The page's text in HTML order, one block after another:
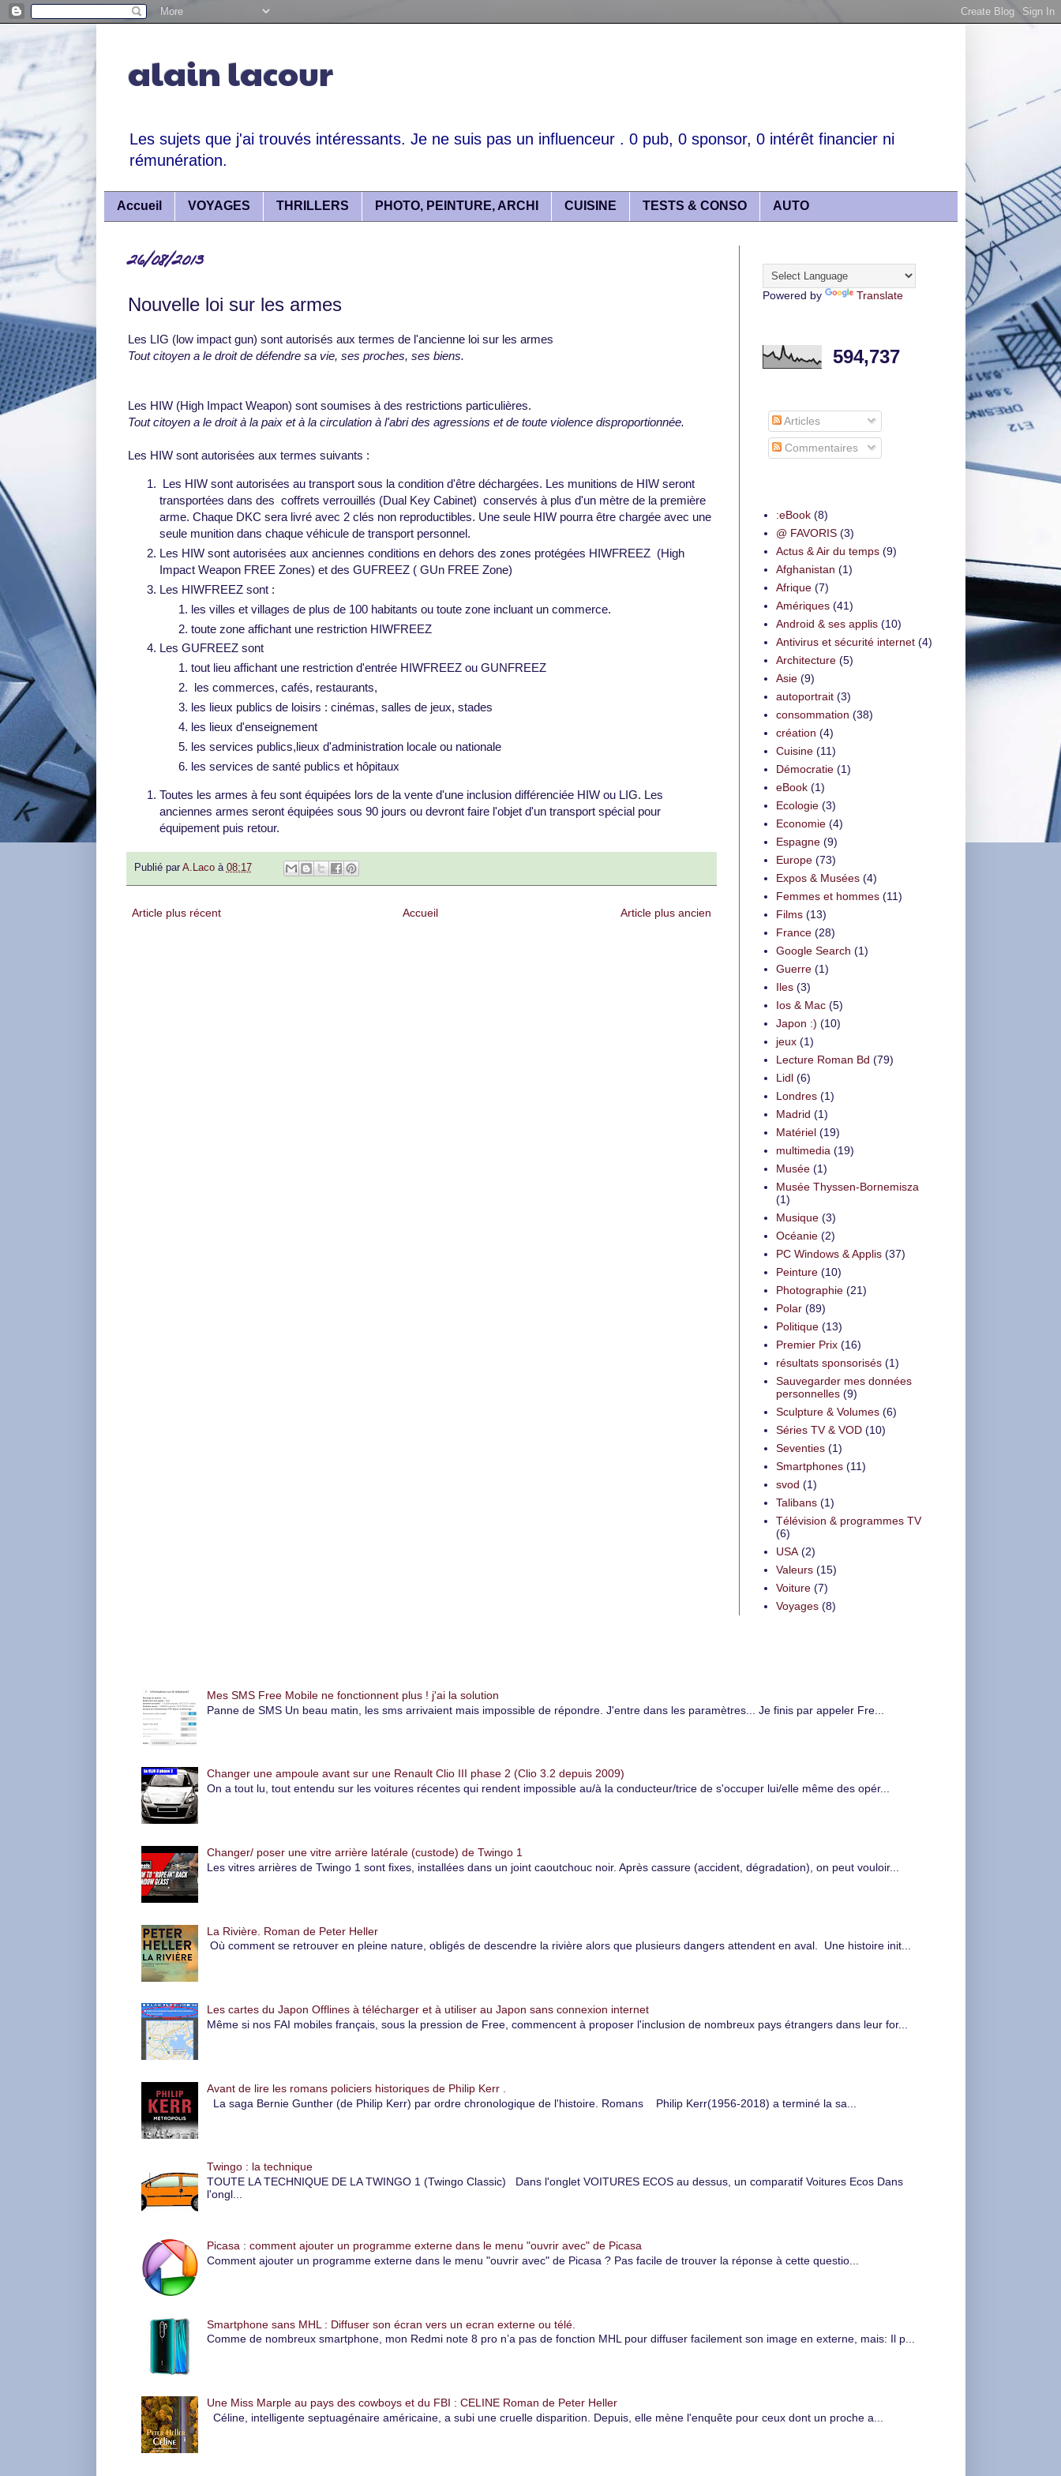
alain lacour
Les sujets que j'ai trouvés intéressants. Je ne suis pas un influenceur . 0 pub, 0 sponsor, 0 intérêt financier ni
rémunération.
Accueil VOYAGES THRILLERS PHOTO, PEINTURE, ARCHI CUISINE TESTS & CONSO AUTO
26/08/2013
Nouvelle loi sur les armes
Les LIG (low impact gun) sont autorisés aux termes de l'ancienne loi sur les armes
Tout citoyen a le droit de défendre sa vie, ses proches, ses biens.
Les HIW (High Impact Weapon) sont soumises à des restrictions particulières.
Tout citoyen a le droit à la paix et à la circulation à l'abri des agressions et de toute violence disproportionnée.
Les HIW sont autorisées aux termes suivants :
Les HIW sont autorisées au transport sous la condition d'être déchargées. Les munitions de HIW seront
transportées dans des coffrets verrouillés (Dual Key Cabinet) conservés à plus d'un mètre de la première
arme. Chaque DKC sera livré avec 2 clés non reproductibles. Une seule HIW pourra être chargée avec une
seule munition dans chaque véhicule de transport personnel.
Les HIW sont autorisées aux anciennes conditions en dehors des zones protégées HIWFREEZ (High
Impact Weapon FREE Zones) et des GUFREEZ ( GUn FREE Zone)
Les HIWFREEZ sont :
les villes et villages de plus de 100 habitants ou toute zone incluant un commerce.
toute zone affichant une restriction HIWFREEZ
Les GUFREEZ sont
tout lieu affichant une restriction d'entrée HIWFREEZ ou GUNFREEZ
les commerces, cafés, restaurants,
les lieux publics de loisirs : cinémas, salles de jeux, stades
les lieux d'enseignement
les services publics,lieux d'administration locale ou nationale
les services de santé publics et hôpitaux
Toutes les armes à feu sont équipées lors de la vente d'une inclusion différenciée HIW ou LIG. Les
anciennes armes seront équipées sous 90 jours ou devront faire l'objet d'un transport spécial pour
équipement puis retour.
Publié par A.Laco à 08:17
Article plus récent Article plus ancien
Accueil
Powered by Translate
594,737
Articles
Commentaires
:eBook (8)
@ FAVORIS (3)
Actus & Air du temps (9)
Afghanistan (1)
Afrique (7)
Amériques (41)
Android & ses applis (10)
Antivirus et sécurité internet (4)
Architecture (5)
Asie (9)
autoportrait (3)
consommation (38)
création (4)
Cuisine (11)
Démocratie (1)
eBook (1)
Ecologie (3)
Economie (4)
Espagne (9)
Europe (73)
Expos & Musées (4)
Femmes et hommes (11)
Films (13)
France (28)
Google Search (1)
Guerre (1)
Iles (3)
Ios & Mac (5)
Japon :) (10)
jeux (1)
Lecture Roman Bd (79)
Lidl (6)
Londres (1)
Madrid (1)
Matériel (19)
multimedia (19)
Musée (1)
Musée Thyssen-Bornemisza
(1)
Musique (3)
Océanie (2)
PC Windows & Applis (37)
Peinture (10)
Photographie (21)
Polar (89)
Politique (13)
Premier Prix (16)
résultats sponsorisés (1)
Sauvegarder mes données
personnelles (9)
Sculpture & Volumes (6)
Séries TV & VOD (10)
Seventies (1)
Smartphones (11)
svod (1)
Talibans (1)
Télévision & programmes TV
(6)
USA (2)
Valeurs (15)
Voiture (7)
Voyages (8)
Mes SMS Free Mobile ne fonctionnent plus ! j'ai la solution
Panne de SMS Un beau matin, les sms arrivaient mais impossible de répondre. J'entre dans les paramètres... Je finis par appeler Fre...
Changer une ampoule avant sur une Renault Clio III phase 2 (Clio 3.2 depuis 2009)
On a tout lu, tout entendu sur les voitures récentes qui rendent impossible au/à la conducteur/trice de s'occuper lui/elle même des opér...
Changer/ poser une vitre arrière latérale (custode) de Twingo 1
Les vitres arrières de Twingo 1 sont fixes, installées dans un joint caoutchouc noir. Après cassure (accident, dégradation), on peut vouloir...
La Rivière. Roman de Peter Heller
Où comment se retrouver en pleine nature, obligés de descendre la rivière alors que plusieurs dangers attendent en aval. Une histoire init...
Les cartes du Japon Offlines à télécharger et à utiliser au Japon sans connexion internet
Même si nos FAI mobiles français, sous la pression de Free, commencent à proposer l'inclusion de nombreux pays étrangers dans leur for...
Avant de lire les romans policiers historiques de Philip Kerr .
La saga Bernie Gunther (de Philip Kerr) par ordre chronologique de l'histoire. Romans Philip Kerr(1956-2018) a terminé la sa...
Twingo : la technique
TOUTE LA TECHNIQUE DE LA TWINGO 1 (Twingo Classic) Dans l'onglet VOITURES ECOS au dessus, un comparatif Voitures Ecos Dans
l'ongl...
Picasa : comment ajouter un programme externe dans le menu "ouvrir avec" de Picasa
Comment ajouter un programme externe dans le menu "ouvrir avec" de Picasa ? Pas facile de trouver la réponse à cette questio...
Smartphone sans MHL : Diffuser son écran vers un ecran externe ou télé.
Comme de nombreux smartphone, mon Redmi note 8 pro n’a pas de fonction MHL pour diffuser facilement son image en externe, mais: Il p...
Une Miss Marple au pays des cowboys et du FBI : CELINE Roman de Peter Heller
Céline, intelligente septuagénaire américaine, a subi une cruelle disparition. Depuis, elle mène l'enquête pour ceux dont un proche a...